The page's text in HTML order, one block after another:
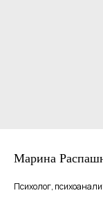
Марина
Психолог,